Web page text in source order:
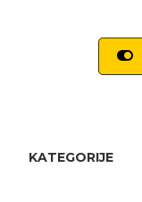
KATEGORIJE